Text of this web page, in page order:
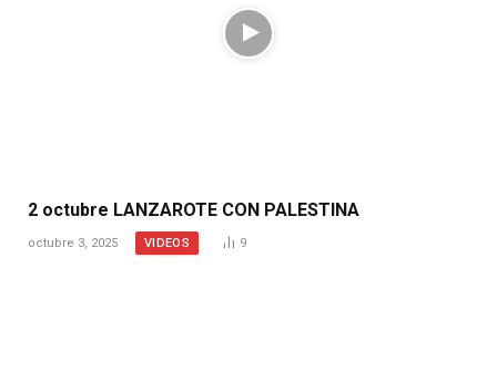
2 octubre LANZAROTE CON PALESTINA
octubre 3, 2025 VIDEOS 9